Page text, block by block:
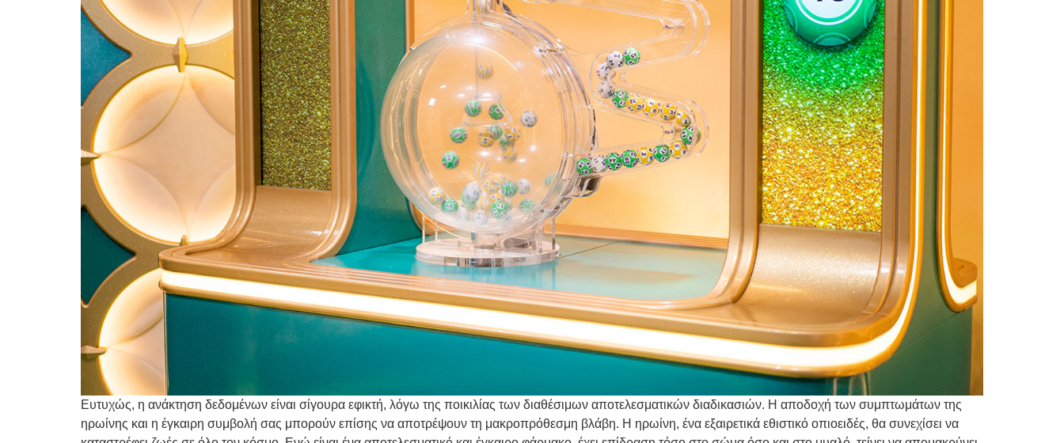
Ευτυχώς, η ανάκτηση δεδομένων είναι σίγουρα εφικτή, λόγω της ποικιλίας των διαθέσιμων αποτελεσματικών διαδικασιών. Η αποδοχή των συμπτωμάτων της
ηρωίνης και η έγκαιρη συμβολή σας μπορούν επίσης να αποτρέψουν τη μακροπρόθεσμη βλάβη. Η ηρωίνη, ένα εξαιρετικά εθιστικό οπιοειδές, θα συνεχίσει να